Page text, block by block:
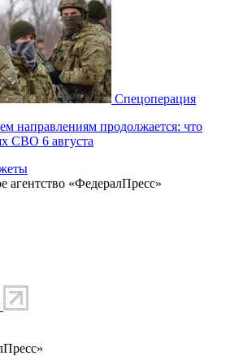
Спецоперация
направлениям продолжается: что
СВО 6 августа
«ФедералПресс»
»